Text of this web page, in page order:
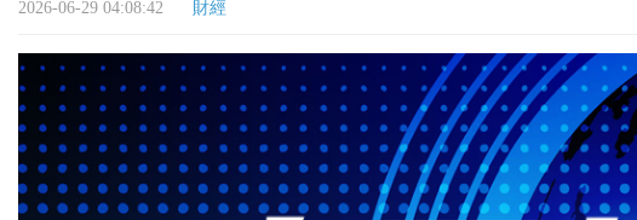
2026-06-29 04:08:42 財經